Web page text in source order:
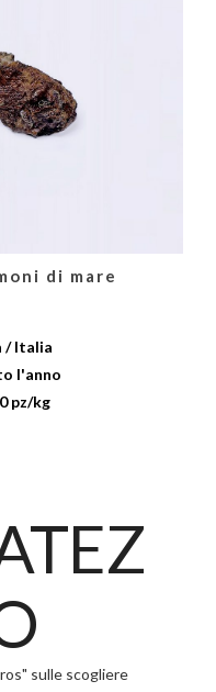
di mare
/ Italia
l'anno
pz/kg
sulle scogliere